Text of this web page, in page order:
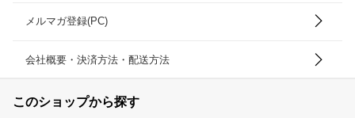
メルマガ登録(PC)
会社概要・決済方法・配送方法
このショップから探す